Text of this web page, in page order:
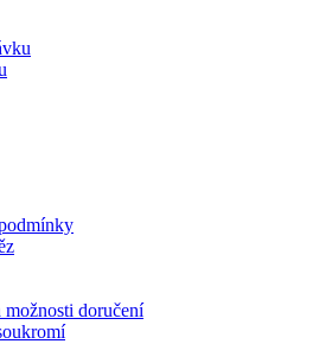
doručení